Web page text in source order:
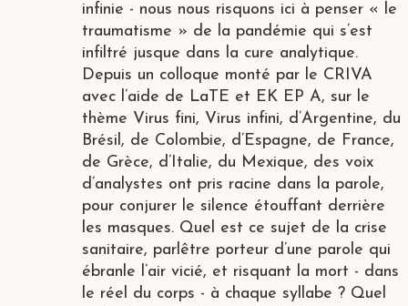
infinie - nous nous risquons ici à penser « le
traumatisme » de la pandémie qui s’est
infiltré jusque dans la cure analytique.
Depuis un colloque monté par le CRIVA
avec l’aide de LaTE et EK EP A, sur le
thème Virus fini, Virus infini, d’Argentine, du
Brésil, de Colombie, d’Espagne, de France,
de Grèce, d’Italie, du Mexique, des voix
d’analystes ont pris racine dans la parole,
pour conjurer le silence étouffant derrière
les masques. Quel est ce sujet de la crise
sanitaire, parlêtre porteur d’une parole qui
ébranle l’air vicié, et risquant la mort - dans
le réel du corps - à chaque syllabe ? Quel